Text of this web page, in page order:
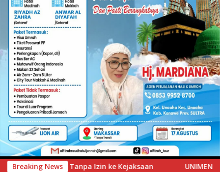
Breaking NewsUNIMEN Tambah Delapan Program Studi